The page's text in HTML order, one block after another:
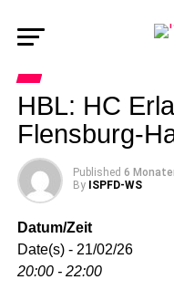
HBL: HC
Flensburg-
Published 6
By ISPFD-WS
Datum/Zeit
Date(s) - 21/02/26
20:00 - 22:00